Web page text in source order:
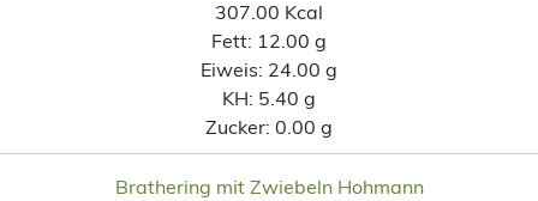
307.00 Kcal
Fett: 12.00 g
Eiweis: 24.00 g
KH: 5.40 g
Zucker: 0.00 g
Brathering mit Zwiebeln Hohmann